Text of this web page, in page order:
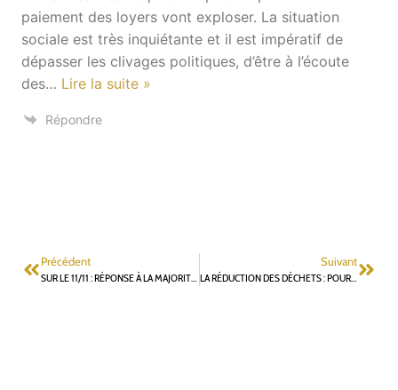
paiement des loyers vont exploser. La situation
sociale est très inquiétante et il est impératif de
dépasser les clivages politiques, d’être à l’écoute
des… Lire la suite »
Répondre
Précédent Suivant
LA RÉDUCTION DES DÉCHETS : POUR UNE MOBILISATION GÉNÉRALE